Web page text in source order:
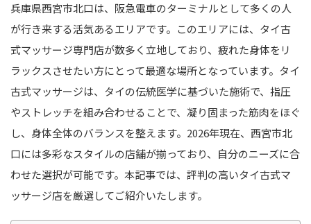
兵庫県西宮市北口は、阪急電車のターミナルとして多くの人
が行き来する活気あるエリアです。このエリアには、タイ古
式マッサージ専門店が数多く立地しており、疲れた身体をリ
ラックスさせたい方にとって最適な場所となっています。タイ
古式マッサージは、タイの伝統医学に基づいた施術で、指圧
やストレッチを組み合わせることで、凝り固まった筋肉をほぐ
し、身体全体のバランスを整えます。2026年現在、西宮市北
口には多彩なスタイルの店舗が揃っており、自分のニーズに合
わせた選択が可能です。本記事では、評判の高いタイ古式マ
ッサージ店を厳選してご紹介いたします。